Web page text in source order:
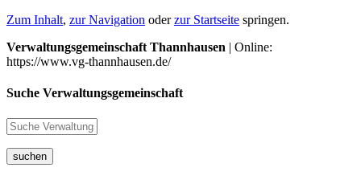
Zum Inhalt, zur Navigation oderzur Startseite springen.
Verwaltungsgemeinschaft Thannhausen | Online:
https://www.vg-thannhausen.de/
Suche Verwaltungsgemeinschaft
suchen